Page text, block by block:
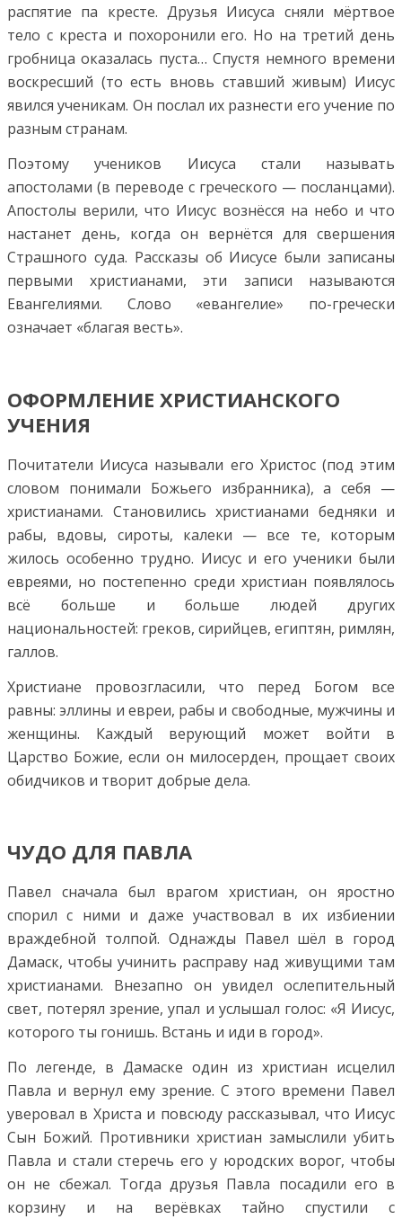
распятие па кресте. Друзья Иисуса сняли мёртвое
тело с креста и похоронили его. Но на третий день
гробница оказалась пуста… Спустя немного времени
воскресший (то есть вновь ставший живым) Иисус
явился ученикам. Он послал их разнести его учение по
разным странам.
Поэтому учеников Иисуса стали называть
апостолами (в переводе с греческого — посланцами).
Апостолы верили, что Иисус вознёсся на небо и что
настанет день, когда он вернётся для свершения
Страшного суда. Рассказы об Иисусе были записаны
первыми христианами, эти записи называются
Евангелиями. Слово «евангелие» по-гречески
означает «благая весть».
ОФОРМЛЕНИЕ ХРИСТИАНСКОГО
УЧЕНИЯ
Почитатели Иисуса называли его Христос (под этим
словом понимали Божьего избранника), а себя —
христианами. Становились христианами бедняки и
рабы, вдовы, сироты, калеки — все те, которым
жилось особенно трудно. Иисус и его ученики были
евреями, но постепенно среди христиан появлялось
всё больше и больше людей других
национальностей: греков, сирийцев, египтян, римлян,
галлов.
Христиане провозгласили, что перед Богом все
равны: эллины и евреи, рабы и свободные, мужчины и
женщины. Каждый верующий может войти в
Царство Божие, если он милосерден, прощает своих
обидчиков и творит добрые дела.
ЧУДО ДЛЯ ПАВЛА
Павел сначала был врагом христиан, он яростно
спорил с ними и даже участвовал в их избиении
враждебной толпой. Однажды Павел шёл в город
Дамаск, чтобы учинить расправу над живущими там
христианами. Внезапно он увидел ослепительный
свет, потерял зрение, упал и услышал голос: «Я Иисус,
которого ты гонишь. Встань и иди в город».
По легенде, в Дамаске один из христиан исцелил
Павла и вернул ему зрение. С этого времени Павел
уверовал в Христа и повсюду рассказывал, что Иисус
Сын Божий. Противники христиан замыслили убить
Павла и стали стеречь его у юродских ворог, чтобы
он не сбежал. Тогда друзья Павла посадили его в
корзину и на верёвках тайно спустили с